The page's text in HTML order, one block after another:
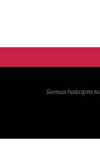
Semua hakcipta